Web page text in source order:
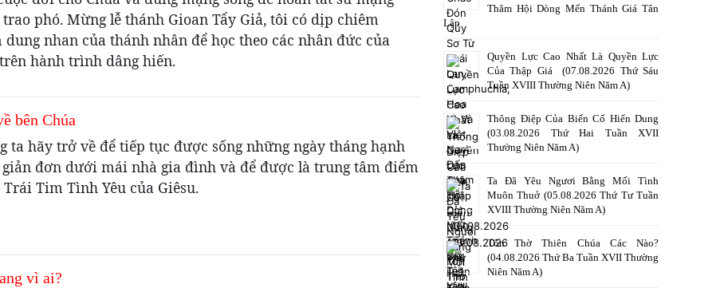
phó. Mừng lễ thánh Gioan Tẩy Giả, tôi có dịp chiêm
dung nhan của thánh nhân để học theo các nhân đức của
hành trình dâng hiến.
bên Chúa
ta hãy trở về để tiếp tục được sống những ngày tháng hạnh
đơn dưới mái nhà gia đình và để được là trung tâm điểm
Tim Tình Yêu của Giêsu.
vì ai?
Thăm Hội Dòng Mến Thánh Giá Tân
Lập
Quyền Lực Cao Nhất Là Quyền Lực
Của Thập Giá (07.08.2026 Thứ Sáu
Tuần XVIII Thường Niên Năm A)
Thông Điệp Của Biến Cố Hiển Dung
(03.08.2026 Thứ Hai Tuần XVII
Thường Niên Năm A)
Ta Đã Yêu Ngươi Bằng Mối Tình
Muôn Thuở (05.08.2026 Thứ Tư Tuần
XVIII Thường Niên Năm A)
Tôn Thờ Thiên Chúa Các Nào?
(04.08.2026 Thứ Ba Tuần XVII Thường
Niên Năm A)